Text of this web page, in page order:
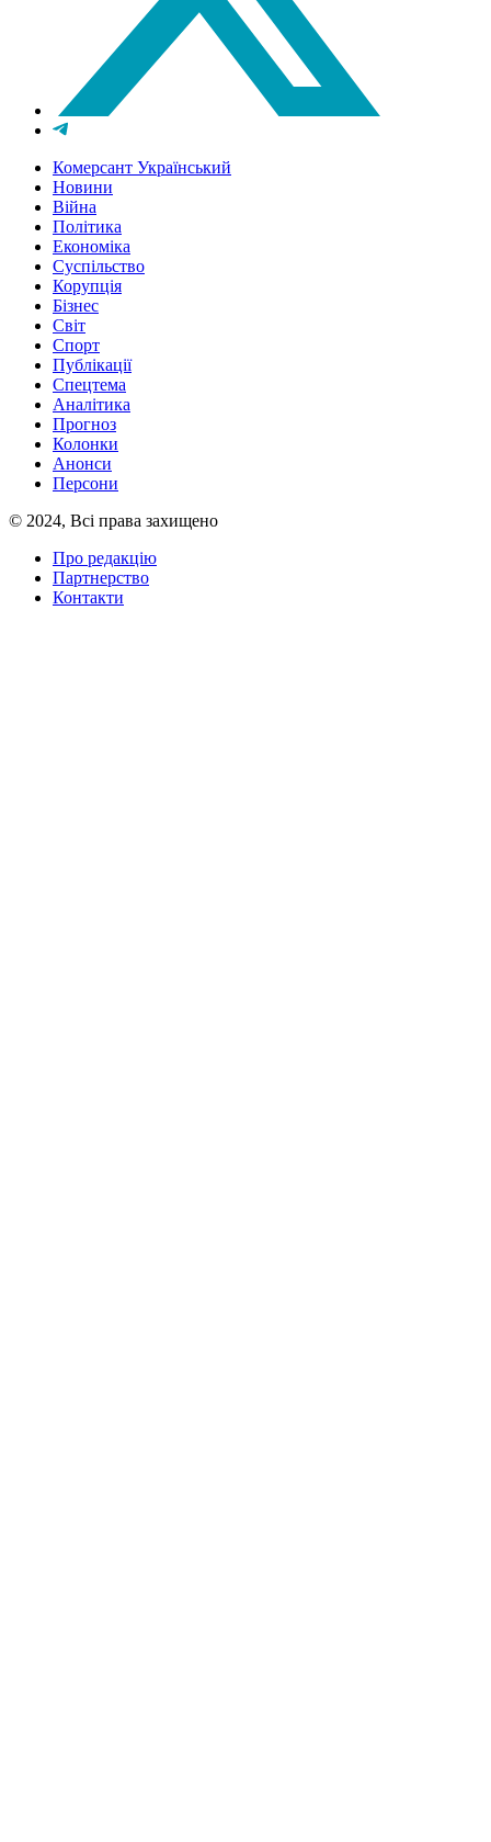
Комерсант Український
Новини
Війна
Політика
Економіка
Суспільство
Корупція
Бізнес
Світ
Спорт
Публікації
Спецтема
Аналітика
Прогноз
Колонки
Анонси
Персони
© 2024, Всі права захищено
Про редакцію
Партнерство
Контакти